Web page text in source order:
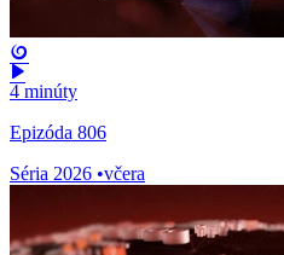
4 minúty
Epizóda 806
Séria 2026 •včera